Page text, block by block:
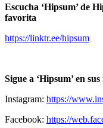
Escucha ‘Hipsum’ de
favorita
https://linktr.ee/hipsum
Sigue a ‘Hipsum’ en sus
Instagram: https://
Facebook: https://